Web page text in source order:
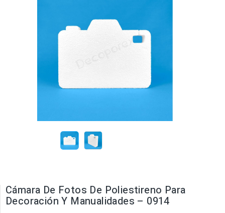
Cámara De Fotos De Poliestireno Para
Decoración Y Manualidades – 0914